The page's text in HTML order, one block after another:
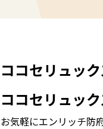
ココセリュッ
ココセリュッ
お気軽にエンリッチ防